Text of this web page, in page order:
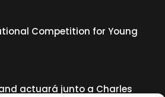
Competition for Young
actuará junto a Charles